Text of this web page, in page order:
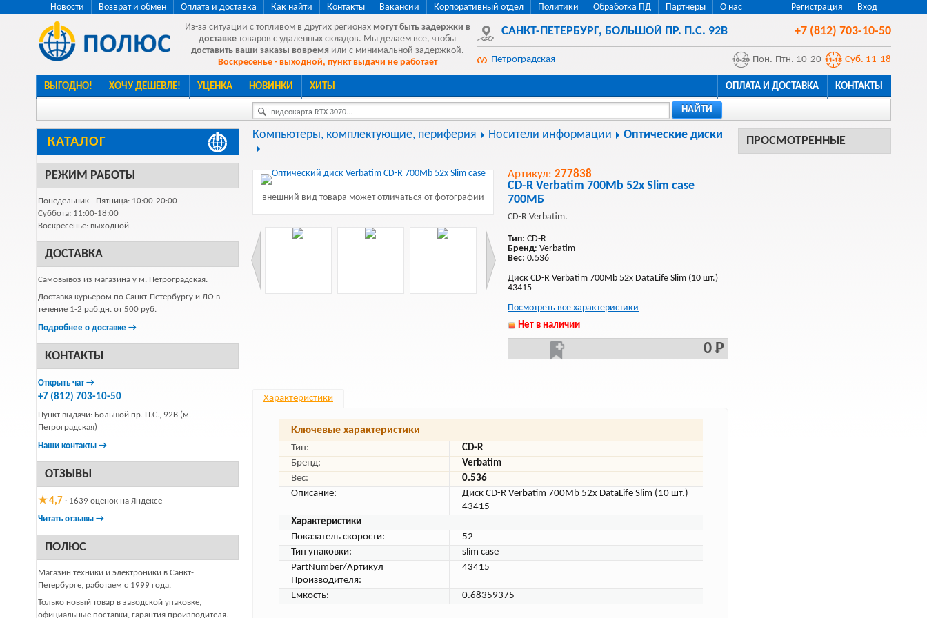
Регистрация Вход
Новости Возврат и обмен Оплата и доставка Как найти Контакты Вакансии Корпоративный отдел Политики Обработка ПД Партнеры
О нас
Из-за ситуации с топливом в других регионах могут быть задержки в
доставке товаров с удаленных складов. Мы делаем все, чтобы
доставить ваши заказы вовремя или с минимальной задержкой.
Воскресенье - выходной, пункт выдачи не работает
САНКТ-ПЕТЕРБУРГ, БОЛЬШОЙ ПР. П.С. 92В +7 (812) 703-10-50
Петроградская Пон.-Птн. 10-20 Суб. 11-18
ВЫГОДНО! ХОЧУ ДЕШЕВЛЕ! УЦЕНКА НОВИНКИ ХИТЫ ОПЛАТА И ДОСТАВКА КОНТАКТЫ
видеокарта RTX 3070... НАЙТИ
КАТАЛОГ
РЕЖИМ РАБОТЫ
Понедельник - Пятница: 10:00-20:00
Суббота: 11:00-18:00
Воскресенье: выходной
ДОСТАВКА
Самовывоз из магазина у м. Петроградская.
Доставка курьером по Санкт-Петербургу и ЛО в
течение 1-2 раб.дн. от 500 руб.
Подробнее о доставке →
КОНТАКТЫ
Открыть чат →
+7 (812) 703-10-50
Пункт выдачи: Большой пр. П.С., 92В (м.
Петроградская)
Наши контакты →
ОТЗЫВЫ
★ 4,7 · 1639 оценок на Яндексе
Читать отзывы →
ПОЛЮС
Магазин техники и электроники в Санкт-
Петербурге, работаем с 1999 года.
Только новый товар в заводской упаковке,
официальные поставки, гарантия производителя.
ПРОСМОТРЕННЫЕ
Компьютеры, комплектующие, периферия Носители информации Оптические диски
внешний вид товара может отличаться от фотографии
Артикул: 277838
CD-R Verbatim 700Mb 52x Slim case
700МБ
CD-R Verbatim.
Тип: CD-R
Бренд: Verbatim
Вес: 0.536
Диск CD-R Verbatim 700Mb 52x DataLife Slim (10 шт.)
43415
Посмотреть все характеристики
Нет в наличии
0 Р
Характеристики
Ключевые характеристики
Тип:
CD-R
Бренд:
Verbatim
Вес:
0.536
Описание:
Диск CD-R Verbatim 700Mb 52x DataLife Slim (10 шт.)
43415
Характеристики
Показатель скорости:
52
Тип упаковки:
slim case
PartNumber/Артикул
Производителя:
43415
Емкость: 0.68359375